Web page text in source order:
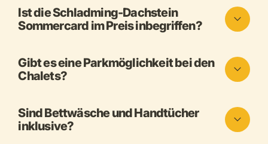
Ist die Schladming-Dachstein
Sommercard im Preis inbegriffen?
Gibt es eine Parkmöglichkeit bei den
Chalets?
Sind Bettwäsche und Handtücher
inklusive?